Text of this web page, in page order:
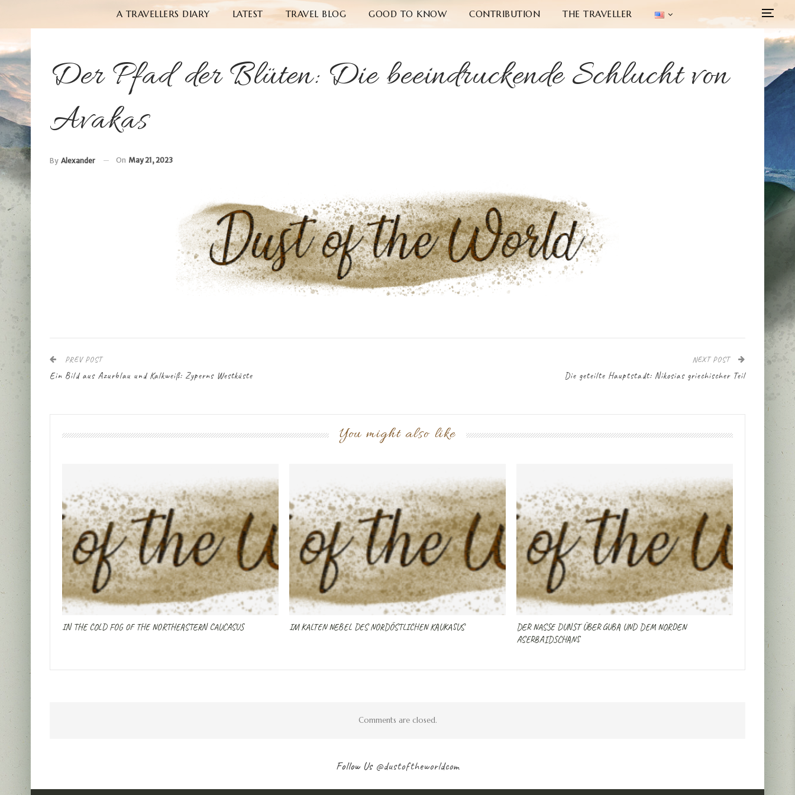
A TRAVELLERS DIARY LATEST TRAVEL BLOG GOOD TO KNOW CONTRIBUTION THE TRAVELLER
Der Pfad der Blüten: Die beeindruckende Schlucht von
Avakas
By Alexander On May 21, 2023
PREV POST
Ein Bild aus Azurblau und Kalkweiß: Zyperns Westküste
NEXT POST
Die geteilte Hauptstadt: Nikosias griechischer Teil
You might also like
IN THE COLD FOG OF THE NORTHEASTERN CAUCASUS IM KALTEN NEBEL DES NORDÖSTLICHEN KAUKASUS
DER NASSE DUNST ÜBER GUBA UND DEM NORDEN
ASERBAIDSCHANS
Comments are closed.
Follow Us @dustoftheworldcom